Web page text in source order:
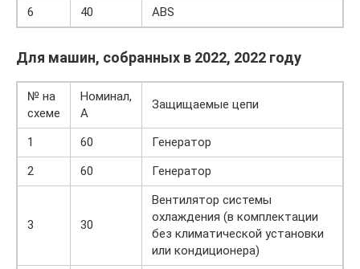
6
40 ABS
Для машин, собранных в 2022, 2022 году
№ на
схеме
Номинал,
А
Защищаемые цепи
1 60
Генератор
2
60 Генератор
3 30
Вентилятор системы
охлаждения (в комплектации
без климатической установки
или кондиционера)